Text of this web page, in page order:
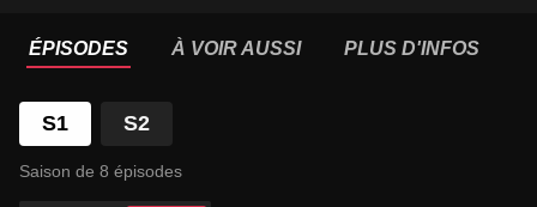
ÉPISODES À VOIR AUSSI PLUS D'INFOS
S1 S2
Saison de 8 épisodes